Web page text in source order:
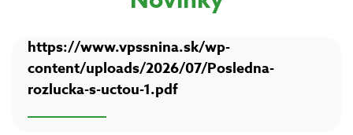
https://www.vpssnina.sk/wp-
content/uploads/2026/07/Posledna-
rozlucka-s-uctou-1.pdf